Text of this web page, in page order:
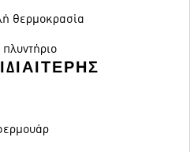
θερμοκρασία